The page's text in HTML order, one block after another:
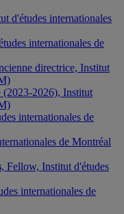
d'études internationales
internationales de
directrice, Institut
(2023-2026), Institut
internationales de
de Montréal
, Fellow, Institut d'études
internationales de